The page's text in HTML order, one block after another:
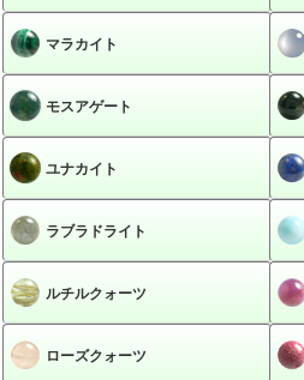
マラカイト
モスアゲート
ユナカイト
ラブラドライト
ルチルクォーツ
ローズクォーツ